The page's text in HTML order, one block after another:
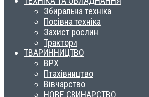
Збиральна техніка
Посівна техніка
Захист рослин
Трактори
ТВАРИННИЦТВО
ВРХ
Птахівництво
Вівчарство
НОВЕ СВИНАРСТВО